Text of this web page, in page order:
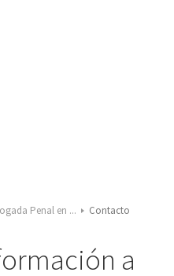
Penal en ... Contacto
a